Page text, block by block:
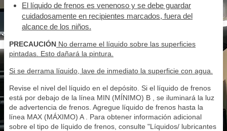
El líquido de frenos es venenoso y se debe guardar
cuidadosamente en recipientes marcados, fuera del
alcance de los niños.
PRECAUCIÓN No derrame el líquido sobre las superficies
pintadas. Esto dañará la pintura.
Si se derrama líquido, lave de inmediato la superficie con agua.
Revise el nivel del líquido en el depósito. Si el líquido de frenos
está por debajo de la línea MIN (MÍNIMO) B , se iluminará la luz
de advertencia de frenos. Agregue líquido de frenos hasta la
línea MAX (MÁXIMO) A . Para obtener información adicional
sobre el tipo de líquido de frenos, consulte "Líquidos/ lubricantes